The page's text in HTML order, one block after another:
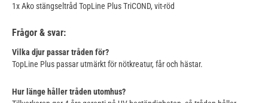
1x Ako stängseltråd TopLine Plus TriCOND, vit-röd
Frågor & svar:
Vilka djur passar tråden för?
TopLine Plus passar utmärkt för nötkreatur, får och hästar.
Hur länge håller tråden utomhus?